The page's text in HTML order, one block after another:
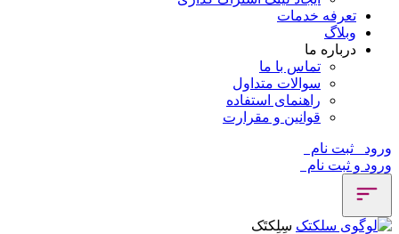
تعرفه خدمات
وبلاگ
درباره ما
تماس با ما
سوالات متداول
راهنمای استفاده
قوانین و مقرارت
ورود
ثبت نام
ورود و ثبت نام
سِلِکتَک